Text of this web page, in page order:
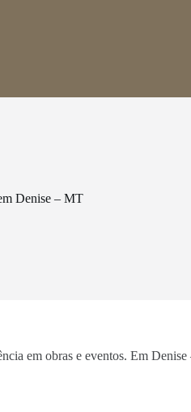
Denise – MT
em obras e eventos. Em